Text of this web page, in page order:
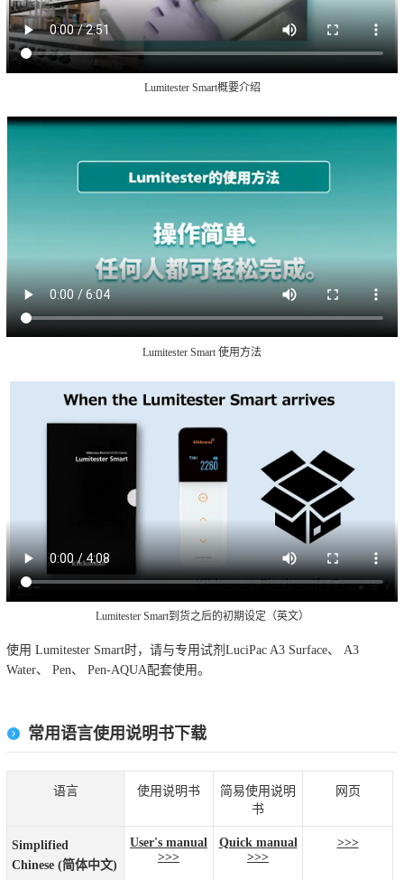
Lumitester Smart概要介绍
Lumitester Smart 使用方法
Lumitester Smart到货之后的初期设定（英文）
使用 Lumitester Smart时，请与专用试剂LuciPac A3 Surface、 A3
Water、 Pen、 Pen-AQUA配套使用。
常用语言使用说明书下载
语言 使用说明书
简易使用说明
书
网页
Simplified
Chinese (简体中文)
User's manual
>>>
Quick manual
>>>
>>>